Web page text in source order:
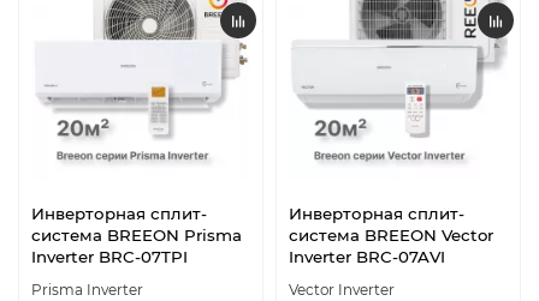
Инверторная сплит-
система BREEON Prisma
Inverter BRC-07TPI
Prisma Inverter
Инверторная сплит-
система BREEON Vector
Inverter BRC-07AVI
Vector Inverter